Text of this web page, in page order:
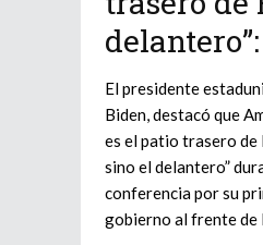
El presidente
Biden, destacó que
es el patio trasero de
sino el delantero”
conferencia por su
gobierno al frente de